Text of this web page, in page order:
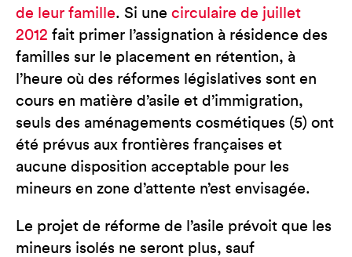
de leur famille. Si une circulaire de juillet
2012 fait primer l’assignation à résidence des
familles sur le placement en rétention, à
l’heure où des réformes législatives sont en
cours en matière d’asile et d’immigration,
seuls des aménagements cosmétiques (5) ont
été prévus aux frontières françaises et
aucune disposition acceptable pour les
mineurs en zone d’attente n’est envisagée.
Le projet de réforme de l’asile prévoit que les
mineurs isolés ne seront plus, sauf